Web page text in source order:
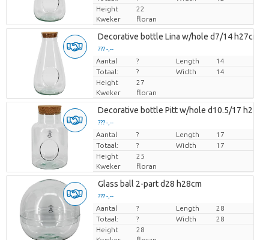
Height
22
Kweker
floran
Decorative bottle Lina w/hole d7/14 h27cm
??? -,--
Prijs per stuk
Aantal ? Length
14
Totaal:
? Width
14
Height
27
Kweker
floran
Decorative bottle Pitt w/hole d10.5/17 h25cm
??? -,--
Prijs per stuk
Aantal ? Length
17
Totaal:
? Width
17
Height
25
Kweker
floran
Glass ball 2-part d28 h28cm
??? -,--
Prijs per stuk
Aantal ? Length
28
Totaal:
? Width
28
Height
28